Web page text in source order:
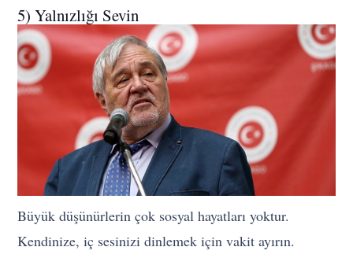
5) Yalnızlığı Sevin
Büyük düşünürlerin çok sosyal hayatları yoktur.
Kendinize, iç sesinizi dinlemek için vakit ayırın.